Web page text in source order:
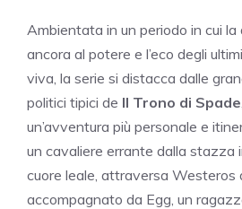
Ambientata in un periodo in cui
ancora al potere e l’eco degli
viva, la serie si distacca dalle
politici tipici de Il Trono di Spade
un’avventura più personale e
un cavaliere errante dalla stazza
cuore leale, attraversa Westeros
accompagnato da Egg, un